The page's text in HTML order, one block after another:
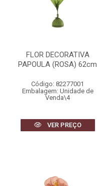
FLOR DECORATIVA
PAPOULA (ROSA) 62cm
Código: 82277001
Embalagem: Unidade de
Venda\4
VER PREÇO